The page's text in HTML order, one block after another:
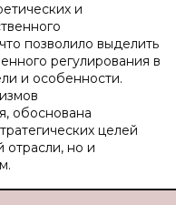
и
позволило выделить
регулирования в
и особенности.
обоснована
целей
отрасли, но и